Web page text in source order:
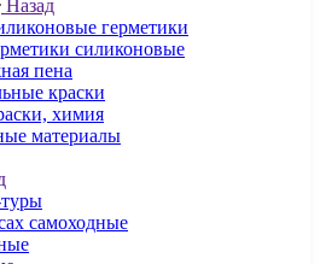
Назад
герметики
силиконовые
пена
краски
химия
материалы
самоходные